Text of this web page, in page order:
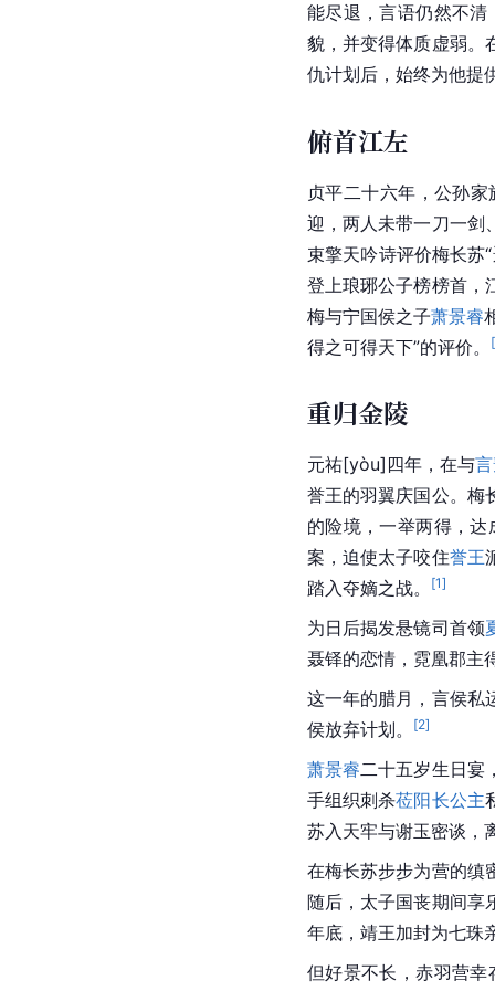
能尽退，言语仍然不
貌，并变得体质虚弱。
仇计划后，始终为他提
俯首江左
贞平二十六年，公孙
迎，两人未带一刀一剑
束擎天吟诗评价梅长苏
登上琅琊公子榜榜首，
梅与宁国侯之子萧景睿
得之可得天下”的评价。
[
重归金陵
元祐[yòu] 四年，在与
誉王的羽翼庆国公。梅
的险境，一举两得，
案，迫使太子咬住誉王
踏入夺嫡之战。
[1]
为日后揭发悬镜司首领
聂铎的恋情，霓凰郡主
这一年的腊月，言侯私
侯放弃计划。
[2]
萧景睿二十五岁生日宴
手组织刺杀莅阳长公主
苏入天牢与谢玉密谈，
在梅长苏步步为营的缜
随后，太子国丧期间享
年底，靖王加封为七珠
但好景不长，赤羽营幸